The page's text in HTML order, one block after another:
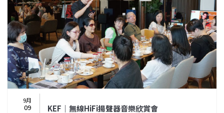
9月
09 KEF｜無線HiFi揚聲器音樂欣賞會